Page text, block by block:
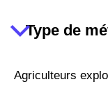
Type de
Agriculteurs